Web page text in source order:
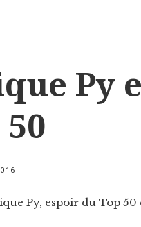
Py
Py, espoir du Top 50